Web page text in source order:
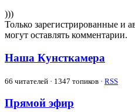
)))
Только зарегистрированные и
могут оставлять комментарии.
Наша Кунсткамера
66 читателей · 1347 топиков · RSS
Прямой эфир